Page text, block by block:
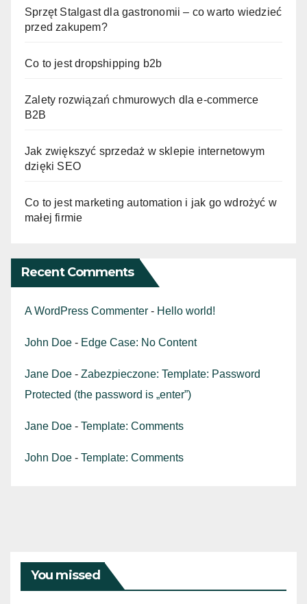
Sprzęt Stalgast dla gastronomii – co warto wiedzieć
przed zakupem?
Co to jest dropshipping b2b
Zalety rozwiązań chmurowych dla e-commerce
B2B
Jak zwiększyć sprzedaż w sklepie internetowym
dzięki SEO
Co to jest marketing automation i jak go wdrożyć w
małej firmie
Recent Comments
A WordPress Commenter - Hello world!
John Doe - Edge Case: No Content
Jane Doe - Zabezpieczone: Template: Password
Protected (the password is „enter”)
Jane Doe - Template: Comments
John Doe - Template: Comments
You missed